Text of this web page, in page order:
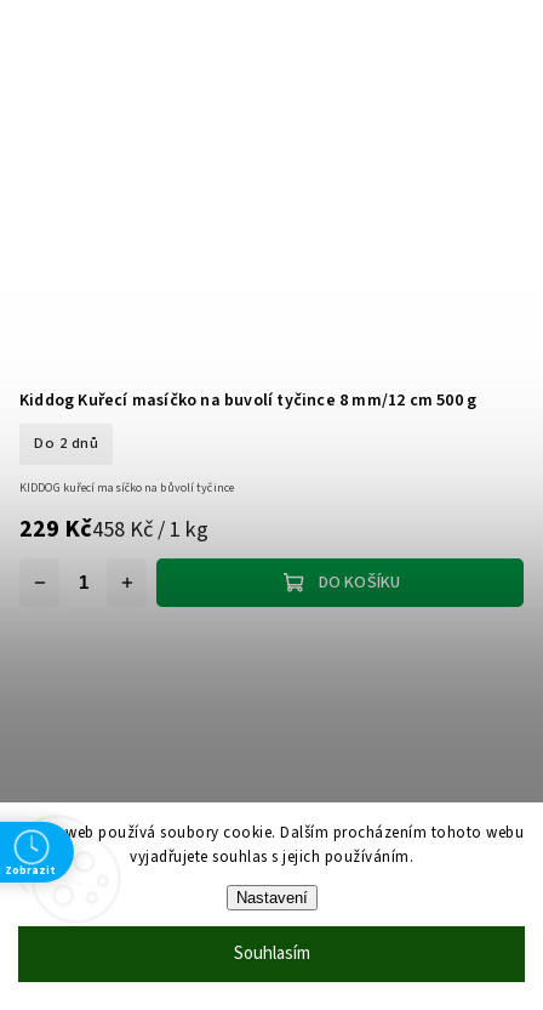
Tento web používá soubory cookie. Dalším procházením tohoto webu
vyjadřujete souhlas s jejich používáním.
Nastavení
Souhlasím
Kiddog Kuřecí masíčko na buvolí tyčince 8 mm/12 cm 500 g
Do 2 dnů
229 Kč458 Kč / 1 kg
DO KOŠÍKU
KIDDOG kuřecí masíčko na bůvolí tyčince
Zobrazit